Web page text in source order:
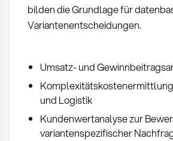
bilden die Grundlage für
Variantenentscheidungen.
Umsatz- und
und Logistik
Kundenwertanalyse zur
variantenspezifischer